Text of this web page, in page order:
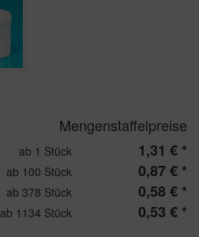
Mengenstaffelpreise
ab 1 Stück 1,31 € *
ab 100 Stück 0,87 € *
ab 378 Stück 0,58 € *
ab 1134 Stück 0,53 € *